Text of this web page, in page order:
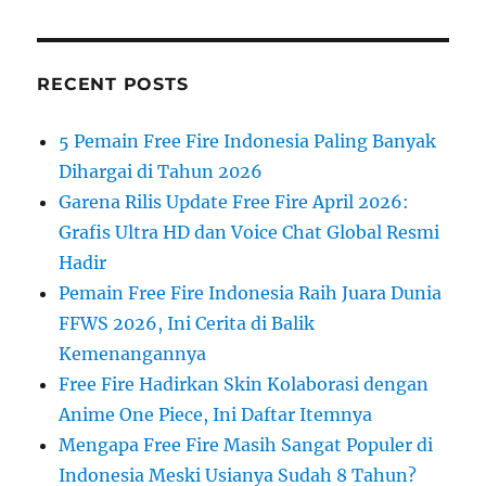
RECENT POSTS
5 Pemain Free Fire Indonesia Paling Banyak
Dihargai di Tahun 2026
Garena Rilis Update Free Fire April 2026:
Grafis Ultra HD dan Voice Chat Global Resmi
Hadir
Pemain Free Fire Indonesia Raih Juara Dunia
FFWS 2026, Ini Cerita di Balik
Kemenangannya
Free Fire Hadirkan Skin Kolaborasi dengan
Anime One Piece, Ini Daftar Itemnya
Mengapa Free Fire Masih Sangat Populer di
Indonesia Meski Usianya Sudah 8 Tahun?